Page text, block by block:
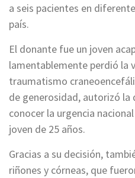
a seis pacientes en
país.
El donante fue un joven
lamentablemente perdió la
traumatismo
de generosidad, autorizó
conocer la urgencia
joven de 25 años.
Gracias a su decisión,
riñones y córneas, que